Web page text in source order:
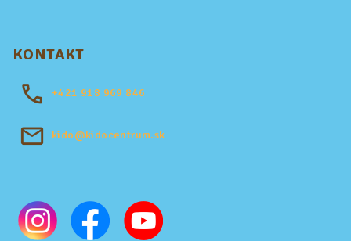
KONTAKT
+421 918 969 846
kido@kidocentrum.sk